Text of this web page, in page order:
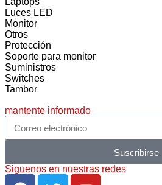
Luces LED
Monitor
Otros
Protección
Soporte para monitor
Suministros
Switches
Tambor
mantente informado
Suscribirse
Siguenos en nuestras redes